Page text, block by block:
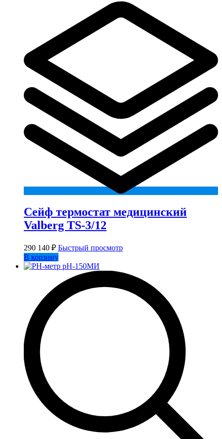
Сейф термостат медицинский
Valberg TS-3/12
290 140 ₽ Быстрый просмотр
В корзину